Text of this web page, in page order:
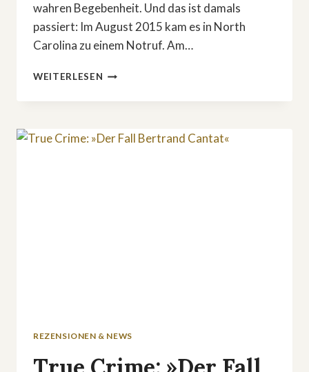
wahren Begebenheit. Und das ist damals
passiert: Im August 2015 kam es in North
Carolina zu einem Notruf. Am…
WEITERLESEN TRUE
»TÖDLICH:
EHE«
REZENSIONEN & NEWS